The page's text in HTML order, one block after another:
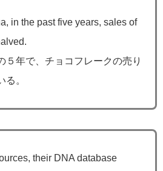
in the past five years, sales of
５年で、チョコフレークの売り
る。
their DNA database